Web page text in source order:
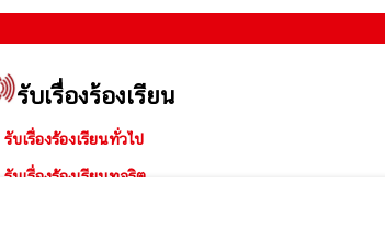
รับเรื่องร้องเรียน
รับเรื่องร้องเรียนทั่วไป
รับเรื่องร้องเรียนทุจริต